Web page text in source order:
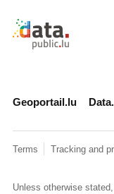
Retour à l'accueil
Geoportail.lu
Terms Tracking and
Unless otherwise